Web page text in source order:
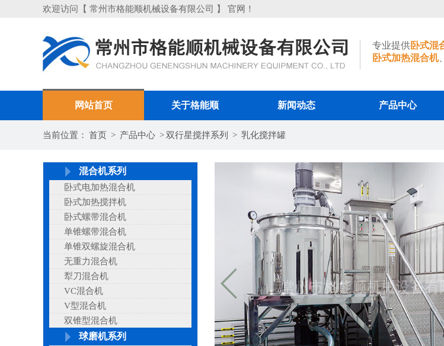
欢迎访问【 常州市格能顺机械设备有限公司 】 官网！
专业提供卧式混
卧式加热混合机、
网站首页 关于格能顺 新闻动态 产品中心
当前位置： 首页 > 产品中心 > 双行星搅拌系列 > 乳化搅拌罐
混合机系列
卧式电加热混合机
卧式加热搅拌机
卧式螺带混合机
单锥螺带混合机
单锥双螺旋混合机
无重力混合机
犁刀混合机
VC混合机
V型混合机
双锥型混合机
球磨机系列